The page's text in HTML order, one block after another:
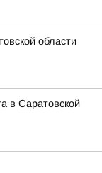
области
в Саратовской